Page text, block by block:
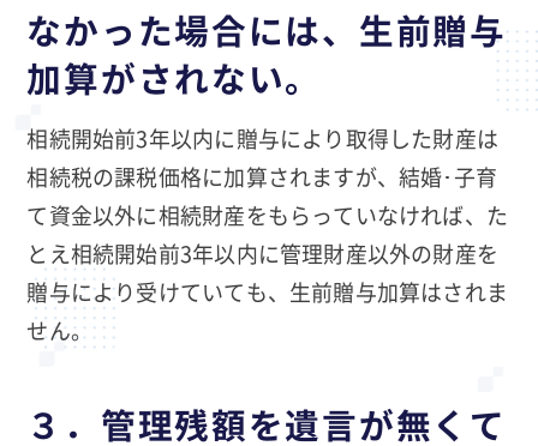
なかった場合には、生前贈与
加算がされない。
相続開始前3年以内に贈与により取得した財産は
相続税の課税価格に加算されますが、結婚･子育
て資金以外に相続財産をもらっていなければ、た
とえ相続開始前3年以内に管理財産以外の財産を
贈与により受けていても、生前贈与加算はされま
せん。
３．管理残額を遺言が無くて